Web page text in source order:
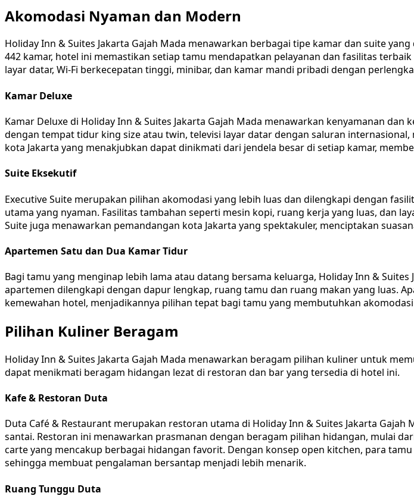
Akomodasi Nyaman dan Modern
Holiday Inn & Suites Jakarta Gajah Mada menawarkan berbagai tipe kamar dan suite
442 kamar, hotel ini memastikan setiap tamu mendapatkan pelayanan dan fasilitas
layar datar, Wi-Fi berkecepatan tinggi, minibar, dan kamar mandi pribadi dengan
Kamar Deluxe
Kamar Deluxe di Holiday Inn & Suites Jakarta Gajah Mada menawarkan kenyamanan
dengan tempat tidur king size atau twin, televisi layar datar dengan saluran
kota Jakarta yang menakjubkan dapat dinikmati dari jendela besar di setiap kamar,
Suite Eksekutif
Executive Suite merupakan pilihan akomodasi yang lebih luas dan dilengkapi dengan
utama yang nyaman. Fasilitas tambahan seperti mesin kopi, ruang kerja yang luas, dan
Suite juga menawarkan pemandangan kota Jakarta yang spektakuler, menciptakan
Apartemen Satu dan Dua Kamar Tidur
Bagi tamu yang menginap lebih lama atau datang bersama keluarga, Holiday Inn &
apartemen dilengkapi dengan dapur lengkap, ruang tamu dan ruang makan yang luas.
kemewahan hotel, menjadikannya pilihan tepat bagi tamu yang membutuhkan
Pilihan Kuliner Beragam
Holiday Inn & Suites Jakarta Gajah Mada menawarkan beragam pilihan kuliner untuk
dapat menikmati beragam hidangan lezat di restoran dan bar yang tersedia di hotel ini.
Kafe & Restoran Duta
Duta Café & Restaurant merupakan restoran utama di Holiday Inn & Suites Jakarta
santai. Restoran ini menawarkan prasmanan dengan beragam pilihan hidangan, mulai
carte yang mencakup berbagai hidangan favorit. Dengan konsep open kitchen, para
sehingga membuat pengalaman bersantap menjadi lebih menarik.
Ruang Tunggu Duta